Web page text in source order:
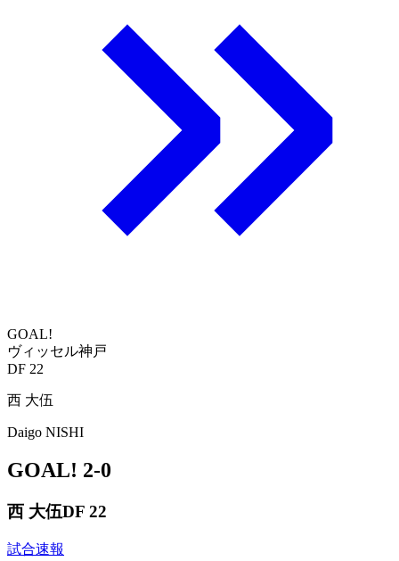
GOAL!
ヴィッセル神戸
DF 22
西 大伍
Daigo NISHI
GOAL! 2-0
西 大伍DF 22
試合速報